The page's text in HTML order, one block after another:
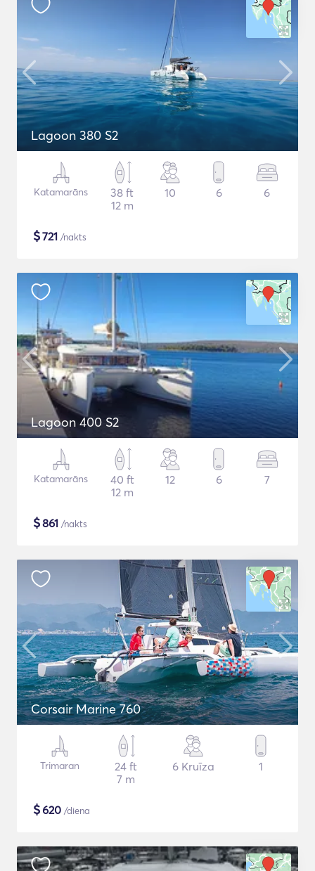
Lagoon 380 S2
Katamarāns
38 ft
12 m
10 6 6
$721 /nakts
Lagoon 400 S2
Katamarāns
40 ft
12 m
12 6 7
$861 /nakts
Corsair Marine 760
Trimaran
24 ft
7 m
6 Kruīza 1
$620 /diena